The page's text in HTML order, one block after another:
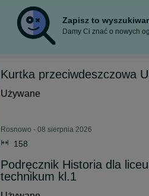
Zapisz to
Damy Ci znać o nowych
Kurtka przeciwdeszczowa
Używane
Rosnowo - 08 sierpnia 2026
158
Podręcznik Historia dla
technikum kl.1